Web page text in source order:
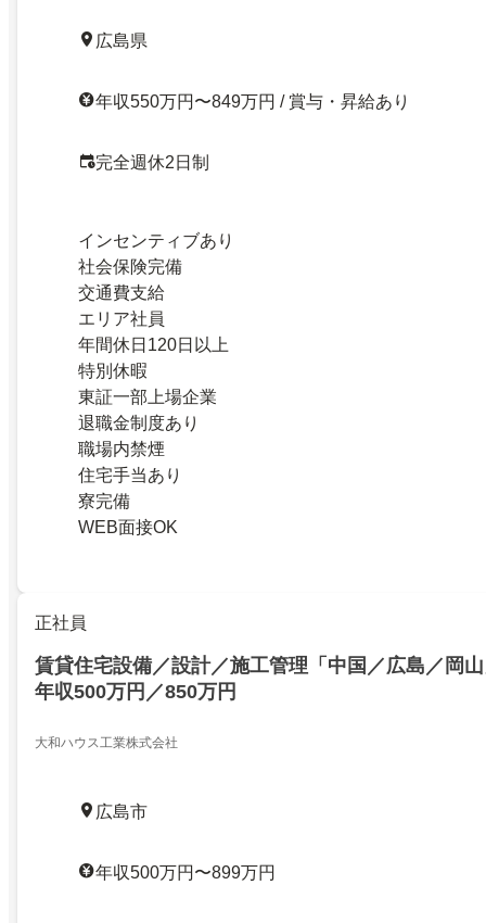
広島県
年収550万円〜849万円 / 賞与・昇給あり
完全週休2日制
インセンティブあり
社会保険完備
交通費支給
エリア社員
年間休日120日以上
特別休暇
東証一部上場企業
退職金制度あり
職場内禁煙
住宅手当あり
寮完備
WEB面接OK
正社員
賃貸住宅設備／設計／施工管理「中国／広島／岡
年収500万円／850万円
大和ハウス工業株式会社
広島市
年収500万円〜899万円